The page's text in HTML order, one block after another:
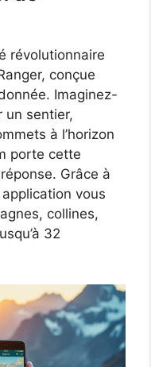
révolutionnaire
conçue
Imaginez-
un sentier,
à l’horizon
porte cette
Grâce à
vous
collines,
32